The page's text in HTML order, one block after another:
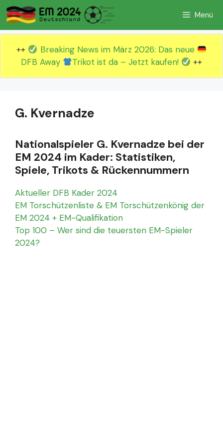
Zum
Inhalt
springen
Menü
++
Breaking News im März 2026: Das neue
DFB Away
Trikot ist da – Jetzt kaufen! ++
G. Kvernadze
Nationalspieler G. Kvernadze bei der
EM 2024 im Kader: Statistiken,
Spiele, Trikots & Rückennummern
Aktueller DFB Kader 2024
EM Torschützenliste & EM Torschützenkönig der
EM 2024 + EM-Qualifikation
Top 100 – Wer sind die teuersten EM-Spieler
2024?